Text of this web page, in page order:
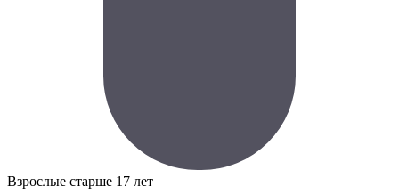
Взрослые старше 17 лет